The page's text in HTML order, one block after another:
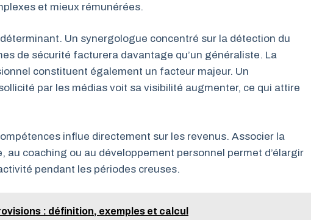
et mieux rémunérées.
Un synergologue concentré sur la détection du
de sécurité facturera davantage qu’un généraliste. La
constituent également un facteur majeur. Un
par les médias voit sa visibilité augmenter, ce qui attire
influe directement sur les revenus. Associer la
au coaching ou au développement personnel permet d’élargir
pendant les périodes creuses.
: définition, exemples et calcul